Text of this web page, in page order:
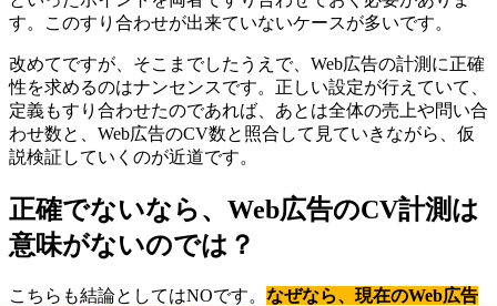
す。このすり合わせが出来ていないケースが多いです。
改めてですが、そこまでしたうえで、Web広告の計測に正確
性を求めるのはナンセンスです。正しい設定が行えていて、
定義もすり合わせたのであれば、あとは全体の売上や問い合
わせ数と、Web広告のCV数と照合して見ていきながら、仮
説検証していくのが近道です。
正確でないなら、Web広告のCV計測は
意味がないのでは？
こちらも結論としてはNOです。 なぜなら、現在のWeb広告